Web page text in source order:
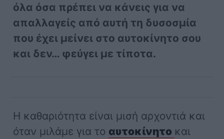
όλα όσα πρέπει να κάνεις για να
απαλλαγείς από αυτή τη δυσοσμία
που έχει μείνει στο αυτοκίνητο σου
και δεν… φεύγει με τίποτα.
Η καθαριότητα είναι μισή αρχοντιά και
όταν μιλάμε για το αυτοκίνητο και